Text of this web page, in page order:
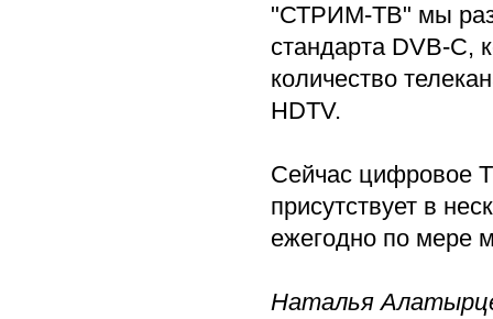
"СТРИМ-ТВ" мы
стандарта DVB-C,
количество
HDTV.
Сейчас цифровое
присутствует в
ежегодно по мере
Наталья